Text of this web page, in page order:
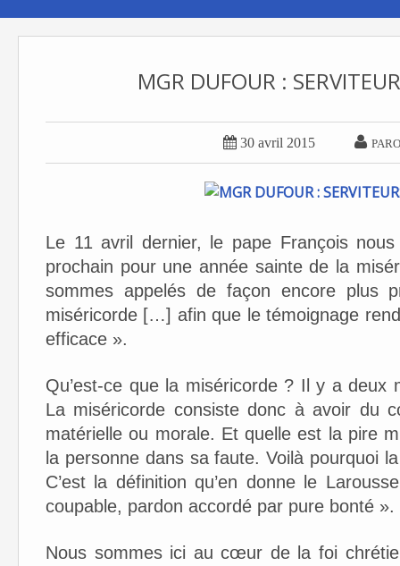
MGR DUFOUR :
 30 avril 2015 
Le 11 avril dernier, le pape François
prochain pour une année sainte de la
sommes appelés de façon encore plus
miséricorde […] afin que le témoignage
efficace ».
Qu’est-ce que la miséricorde ? Il y a
La miséricorde consiste donc à avoir du
matérielle ou morale. Et quelle est la pire
la personne dans sa faute. Voilà pourquoi
C’est la définition qu’en donne le
coupable, pardon accordé par pure bonté ».
Nous sommes ici au cœur de la foi